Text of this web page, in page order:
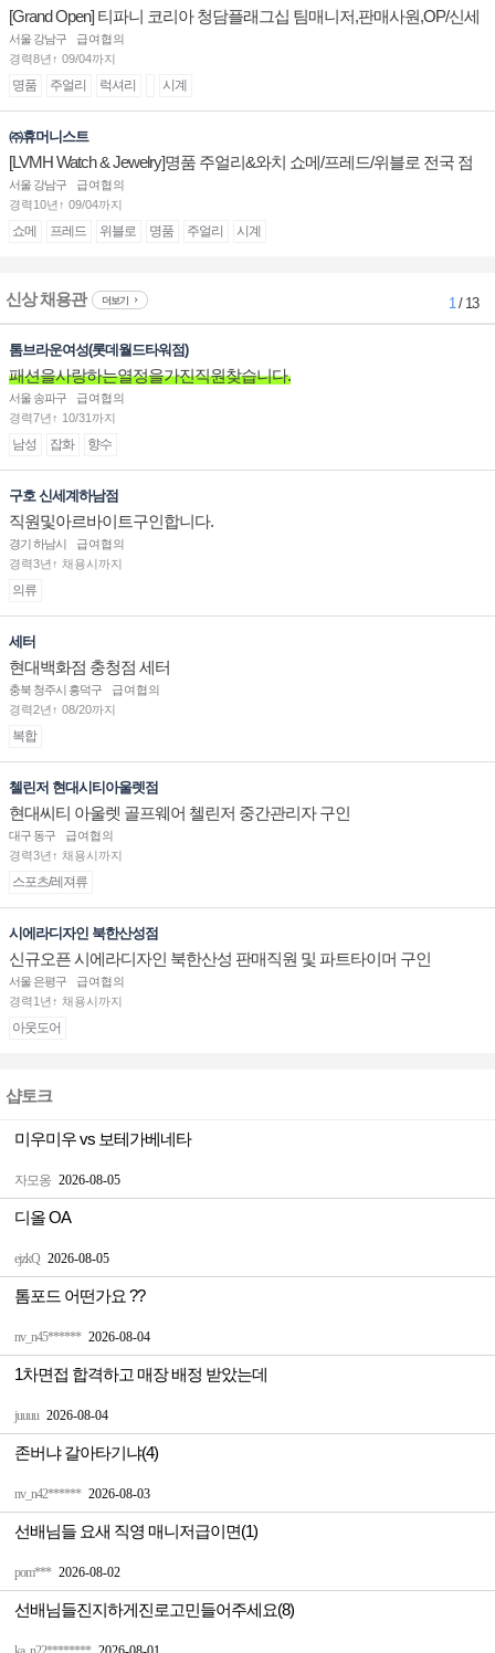
[Grand Open] 티파니 코리아 청담플래그십 팀매니저,판매사원,OP/신세
계대전 판매사원 채용
서울 강남구
급여협의
경력8년↑ 09/04까지
명품 주얼리 럭셔리 시계
㈜휴머니스트
[LVMH Watch & Jewelry]명품 주얼리&와치 쇼메/프레드/위블로 전국 점
장/부점장/판매사원 채용
서울 강남구
급여협의
경력10년↑ 09/04까지
쇼메 프레드 위블로 명품 주얼리 시계
신상 채용관 더보기 1/ 13
톰브라운여성(롯데월드타워점)
패션을사랑하는열정을가진직원찾습니다.
서울 송파구
급여협의
경력7년↑ 10/31까지
남성 잡화 향수
구호 신세계하남점
직원및아르바이트구인합니다.
경기 하남시
급여협의
경력3년↑ 채용시까지
의류
세터
현대백화점 충청점 세터
충북 청주시 흥덕구
급여협의
경력2년↑ 08/20까지
복합
첼린저 현대시티아울렛점
현대씨티 아울렛 골프웨어 첼린저 중간관리자 구인
대구 동구
급여협의
경력3년↑ 채용시까지
스포츠/레져류
시에라디자인 북한산성점
신규오픈 시에라디자인 북한산성 판매직원 및 파트타이머 구인
서울 은평구
급여협의
경력1년↑ 채용시까지
아웃도어
샵토크
자모옹 2026-08-05
미우미우 vs 보테가베네타
ejzkQ 2026-08-05
디올 OA
nv_n45****** 2026-08-04
톰포드 어떤가요 ??
juuuu 2026-08-04
1차면접 합격하고 매장 배정 받았는데
nv_n42****** 2026-08-03
존버냐 갈아타기냐(4)
pom*** 2026-08-02
선배님들 요새 직영 매니저급이면(1)
선배님들진지하게진로고민들어주세요(8)